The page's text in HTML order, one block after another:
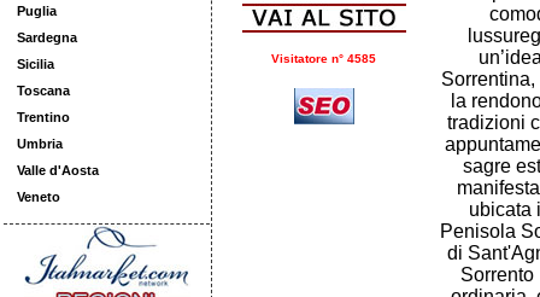
Puglia
Sardegna
Sicilia
Toscana
Trentino
Umbria
Valle d'Aosta
Veneto
Visitatore n° 4585
la
tradizioni
sagre
ubicata
Penisola
di
Sorrento